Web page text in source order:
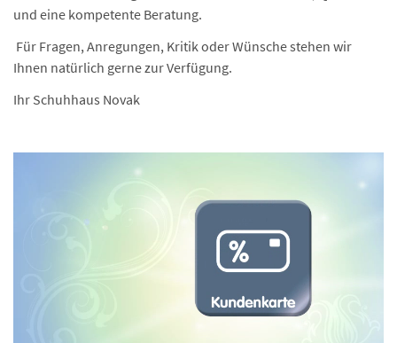
und eine kompetente Beratung.
Für Fragen, Anregungen, Kritik oder Wünsche stehen wir
Ihnen natürlich gerne zur Verfügung.
Ihr Schuhhaus Novak